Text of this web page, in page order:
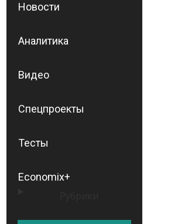
Новости
Аналитика
Видео
Спецпроекты
Тесты
Economix+